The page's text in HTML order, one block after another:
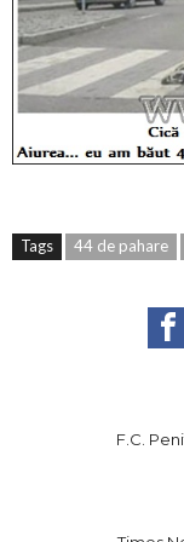
Tags 44 de pahare
F.C.